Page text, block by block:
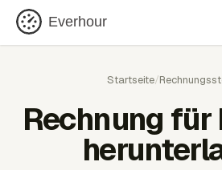
Everhour
Startseite/
Rechnung